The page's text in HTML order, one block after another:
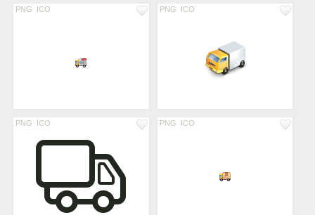
PNG ICO PNG ICO
PNG ICO PNG ICO